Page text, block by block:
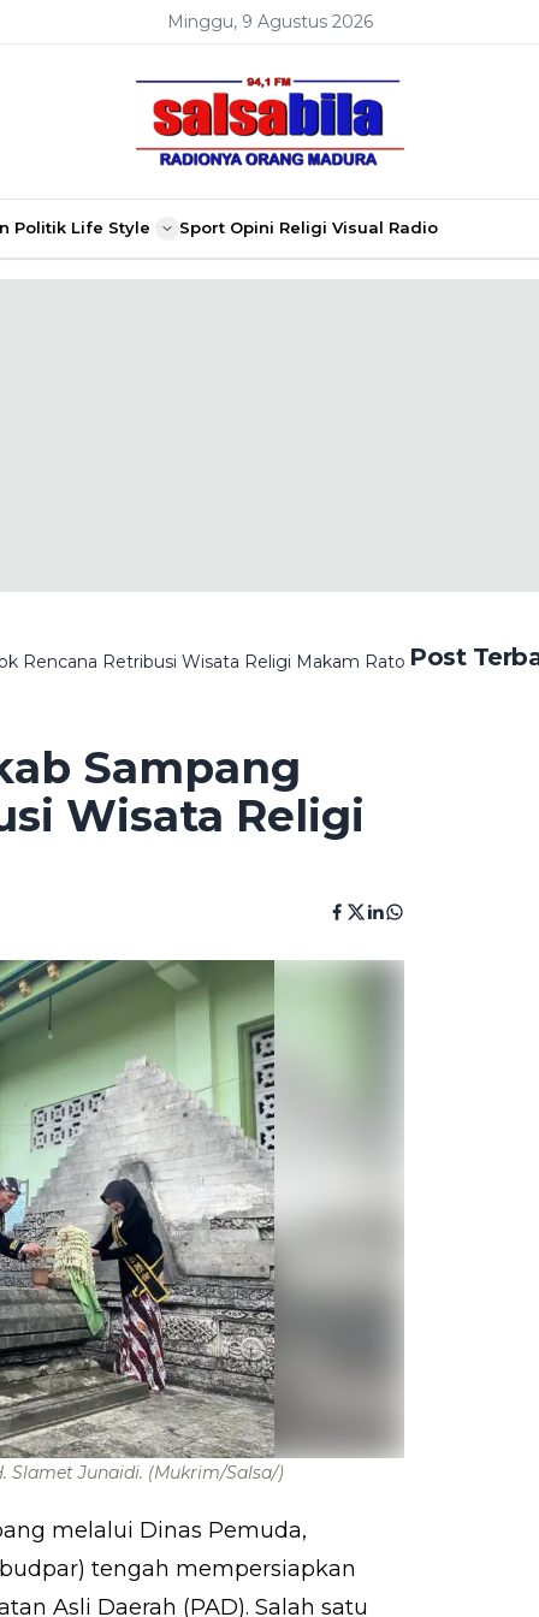
Minggu, 9 Agustus 2026
Politik Life Style Sport Opini Religi Visual Radio
Rencana Retribusi Wisata Religi Makam Rato Ebuh
Sampang
Wisata Religi
Slamet Junaidi. (Mukrim/Salsa/)
melalui Dinas Pemuda,
tengah mempersiapkan
Asli Daerah (PAD). Salah satu
Post